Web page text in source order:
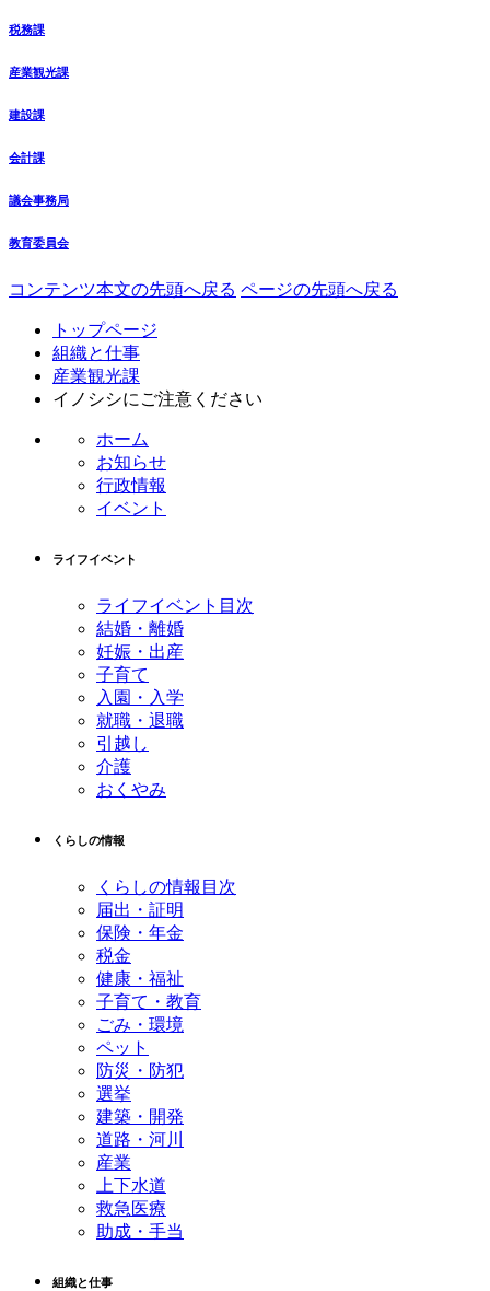
税務課
産業観光課
建設課
会計課
議会事務局
教育委員会
コンテンツ本文の先頭へ戻る ページの先頭へ戻る
トップページ
組織と仕事
産業観光課
イノシシにご注意ください
ホーム
お知らせ
行政情報
イベント
ライフイベント
ライフイベント目次
結婚・離婚
妊娠・出産
子育て
入園・入学
就職・退職
引越し
介護
おくやみ
くらしの情報
くらしの情報目次
届出・証明
保険・年金
税金
健康・福祉
子育て・教育
ごみ・環境
ペット
防災・防犯
選挙
建築・開発
道路・河川
産業
上下水道
救急医療
助成・手当
組織と仕事